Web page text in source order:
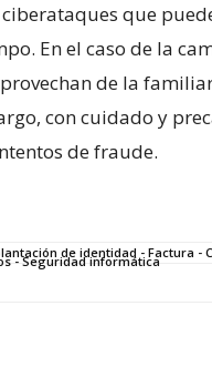
que
En el⁣ caso de la
de la
con cuidado y
de fraude.
de identidad - Factura -
- Seguridad informática